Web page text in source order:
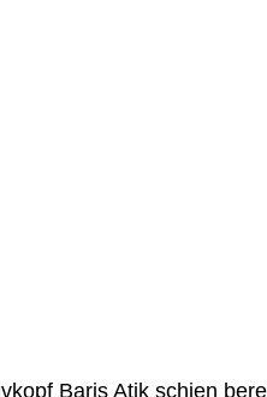
Baris Atik schien